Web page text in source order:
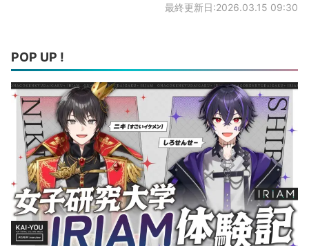
最終更新日:2026.03.15 09:30
POP UP !